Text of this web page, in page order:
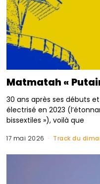
Matmatah «
30 ans après ses débuts
électrisé en 2023
bissextiles »), voilà que
17 mai 2026 Track du